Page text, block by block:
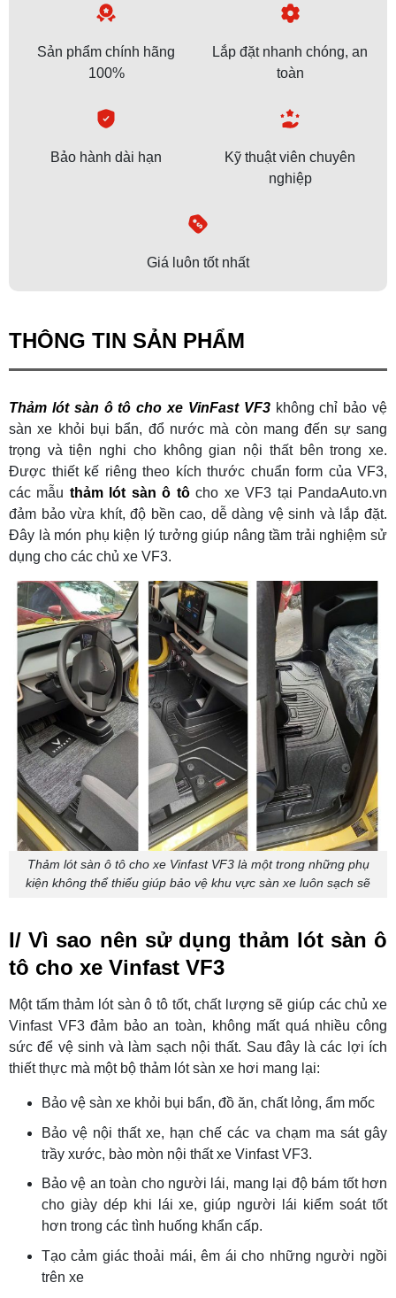
Sản phẩm chính hãng
100%
Lắp đặt nhanh chóng, an
toàn
Bảo hành dài hạn
Kỹ thuật viên chuyên
nghiệp
Giá luôn tốt nhất
THÔNG TIN SẢN PHẨM
Thảm lót sàn ô tô cho xe VinFast VF3không chỉ bảo vệ
sàn xe khỏi bụi bẩn, đổ nước mà còn mang đến sự sang
trọng và tiện nghi cho không gian nội thất bên trong xe.
Được thiết kế riêng theo kích thước chuẩn form của VF3,
các mẫu thảm lót sàn ô tôcho xe VF3 tại PandaAuto.vn
đảm bảo vừa khít, độ bền cao, dễ dàng vệ sinh và lắp đặt.
Đây là món phụ kiện lý tưởng giúp nâng tầm trải nghiệm sử
dụng cho các chủ xe VF3.
Thảm lót sàn ô tô cho xe Vinfast VF3 là một trong những phụ
kiện không thể thiếu giúp bảo vệ khu vực sàn xe luôn sạch sẽ
I/ Vì sao nên sử dụng thảm lót sàn ô
tô cho xe Vinfast VF3
Một tấm thảm lót sàn ô tô tốt, chất lượng sẽ giúp các chủ xe
Vinfast VF3 đảm bảo an toàn, không mất quá nhiều công
sức để vệ sinh và làm sạch nội thất. Sau đây là các lợi ích
thiết thực mà một bộ thảm lót sàn xe hơi mang lại:
Bảo vệ sàn xe khỏi bụi bẩn, đồ ăn, chất lỏng, ẩm mốc
Bảo vệ nội thất xe, hạn chế các va chạm ma sát gây
trầy xước, bào mòn nội thất xe Vinfast VF3.
Bảo vệ an toàn cho người lái, mang lại độ bám tốt hơn
cho giày dép khi lái xe, giúp người lái kiểm soát tốt
hơn trong các tình huống khẩn cấp.
Tạo cảm giác thoải mái, êm ái cho những người ngồi
trên xe